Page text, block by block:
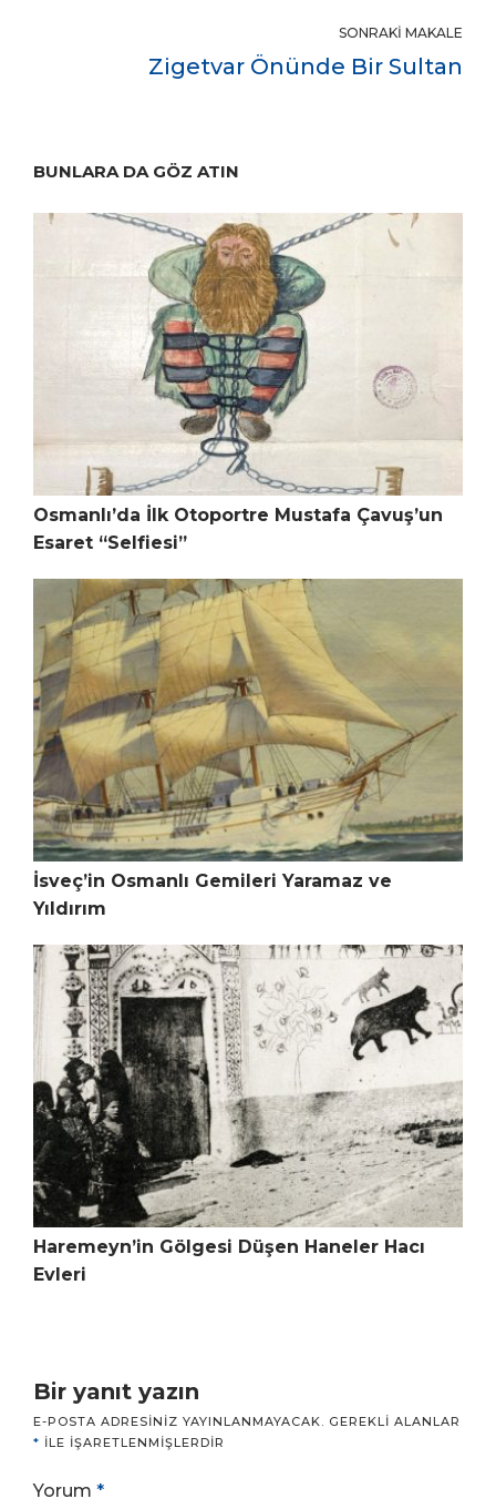
SONRAKI MAKALE
Zigetvar Önünde Bir Sultan
BUNLARA DA GÖZ ATIN
Osmanlı’da İlk Otoportre Mustafa Çavuş’un
Esaret “Selfiesi”
İsveç’in Osmanlı Gemileri Yaramaz ve
Yıldırım
Haremeyn’in Gölgesi Düşen Haneler Hacı
Evleri
Bir yanıt yazın
E-POSTA ADRESINIZ YAYINLANMAYACAK. GEREKLI ALANLAR
* ILE IŞARETLENMIŞLERDIR
Yorum *